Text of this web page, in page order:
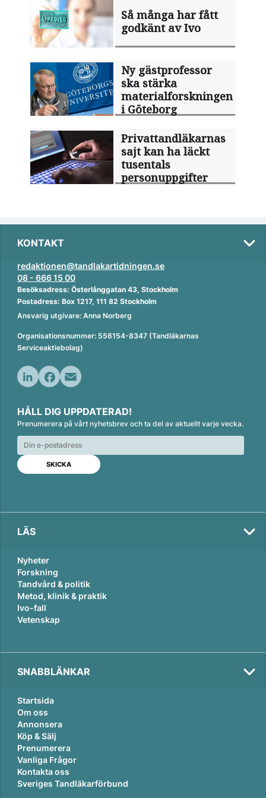
Så många har fått
godkänt av Ivo
Ny gästprofessor
ska stärka
materialforskningen
i Göteborg
Privattandläkarnas
sajt kan ha läckt
tusentals
personuppgifter
KONTAKT
redaktionen@tandlakartidningen.se
08 - 666 15 00
Besöksadress: Österlånggatan 43, Stockholm
Postadress: Box 1217, 111 82 Stockholm
Ansvarig utgivare: Anna Norberg
Organisationsnummer: 556154-8347 (Tandläkarnas
Serviceaktiebolag)
n
k
e
d
n
c
e
b
o
o
k
a
i
l
HÅLL DIG UPPDATERAD!
Prenumerera på vårt nyhetsbrev och ta del av aktuellt varje vecka.
LÄS
Nyheter
Forskning
Tandvård & politik
Metod, klinik & praktik
Ivo-fall
Vetenskap
SNABBLÄNKAR
Startsida
Om oss
Annonsera
Köp & Sälj
Prenumerera
Vanliga Frågor
Kontakta oss
Sveriges Tandläkarförbund